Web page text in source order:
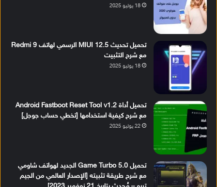
18 يوليو 2025
تحميل تحديث MIUI 12.5 الرسمي لهاتف Redmi 9
مع شرح التثبيت
18 يوليو 2025
تحميل أداة Android Fastboot Reset Tool v1.2
مع شرح كيفية استخدامها [تخطي حساب جوجل]
22 يوليو 2025
تحميل Game Turbo 5.0 الجديد لهواتف شاومي
مع شرح طريقة تثبيته [الإصدار العالمي من الجيم